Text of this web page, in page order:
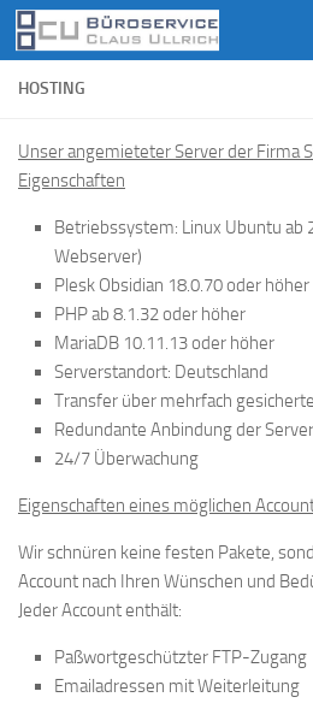
Zum Inhalt springen
HOSTING
Unser angemieteter Server der Firma
Eigenschaften
Betriebssystem: Linux Ubuntu ab
Webserver)
Plesk Obsidian 18.0.70 oder höher
PHP ab 8.1.32 oder höher
MariaDB 10.11.13 oder höher
Serverstandort: Deutschland
Transfer über mehrfach
Redundante Anbindung der Server
24/7 Überwachung
Eigenschaften eines möglichen
Wir schnüren keine festen Pakete,
Account nach Ihren Wünschen und
Jeder Account enthält:
Paßwortgeschützter FTP-Zugang
Emailadressen mit Weiterleitung